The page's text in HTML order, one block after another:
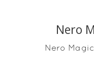
Nero
Nero